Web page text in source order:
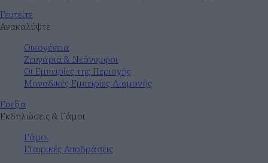
Γευτείτε
Ανακαλύψτε
Οικογένεια
Ζευγάρια & Νεόνυμφοι
Οι Εμπειρίες της Περιοχής
Μοναδικές Εμπειρίες Διαμονής
Ευεξία
Εκδηλώσεις & Γάμοι
Γάμοι
Εταιρικές Αποδράσεις